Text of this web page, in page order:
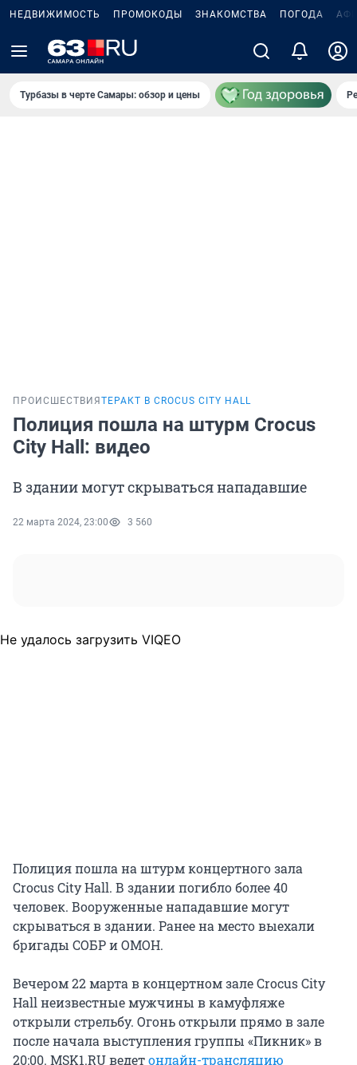
НЕДВИЖИМОСТЬ ПРОМОКОДЫ ЗНАКОМСТВА ПОГОДА
Турбазы в черте Самары: обзор и цены
ПРОИСШЕСТВИЯ ТЕРАКТ В CROCUS CITY HALL
Полиция пошла на штурм Crocus
City Hall: видео
В здании могут скрываться нападавшие
22 марта 2024, 23:00 3 560
Не удалось загрузить VIQEO
Полиция пошла на штурм концертного зала
Crocus City Hall. В здании погибло более 40
человек. Вооруженные нападавшие могут
скрываться в здании. Ранее на место выехали
бригады СОБР и ОМОН.
Вечером 22 марта в концертном зале Crocus City
Hall неизвестные мужчины в камуфляже
открыли стрельбу. Огонь открыли прямо в зале
после начала выступления группы «Пикник» в
20:00. MSK1.RU ведетонлайн-трансляцию